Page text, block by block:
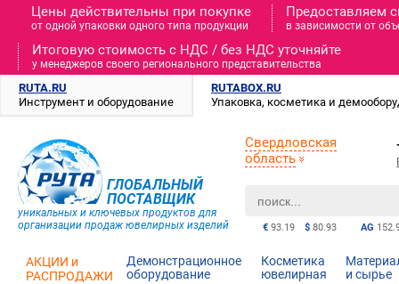
Цены действительны при покупке
от одной упаковки одного типа продукции
Предоставляем
в зависимости от
Итоговую стоимость c НДС / без НДС уточняйте
у менеджеров своего регионального представительства
RUTA.RU
Инструмент и оборудование
RUTABOX.RU
Упаковка, косметика и
ГЛОБАЛЬНЫЙ
ПОСТАВЩИК
уникальных и ключевых продуктов для
организации продаж ювелирных изделий
AG
€ 93.19 $ 80.93
Свердловская
область
АКЦИИ и
РАСПРОДАЖИ
Демонстрационное
оборудование
Косметика
ювелирная
и cырье